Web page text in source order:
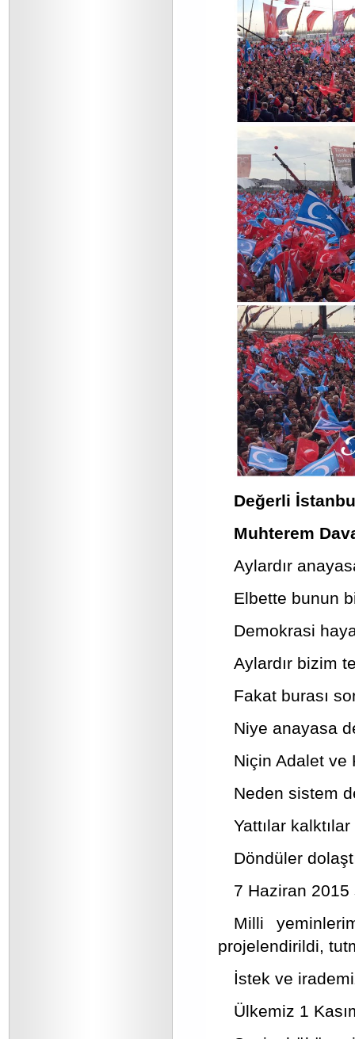
Değerli
Muhterem
Aylardır
Elbette bunun
Demokrasi
Aylardır bizim
Fakat burası
Niye anayasa
Niçin Adalet ve
Neden sistem
Yattılar
Döndüler
7 Haziran 2015
Milli
projelendirildi,
İstek ve
Ülkemiz 1